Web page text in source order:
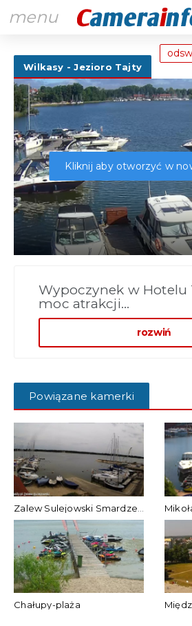
Wilkasy - Jezioro Tajty
Kliknij aby otworzyć w
Wypoczynek w Hotelu
moc atrakcji...
rozwiń
Powiązane kamerki
Chałupy-plaża
menu